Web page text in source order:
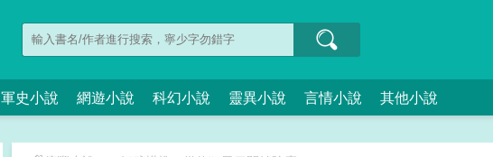
軍史小說 網遊小說 科幻小說 靈異小說 言情小說 其他小說